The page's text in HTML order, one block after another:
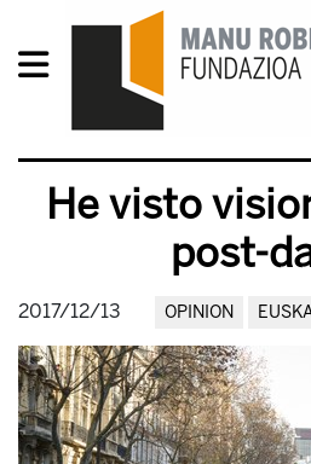
He visto
post-
2017/12/13 OPINION